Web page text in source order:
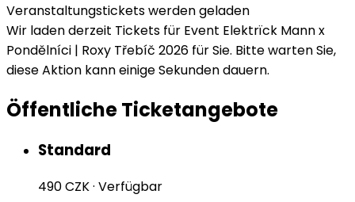
Veranstaltungstickets werden geladen
Wir laden derzeit Tickets für Event Elektrïck Mann x
Pondělníci | Roxy Třebíč 2026 für Sie. Bitte warten Sie,
diese Aktion kann einige Sekunden dauern.
Öffentliche Ticketangebote
Standard
490 CZK· Verfügbar